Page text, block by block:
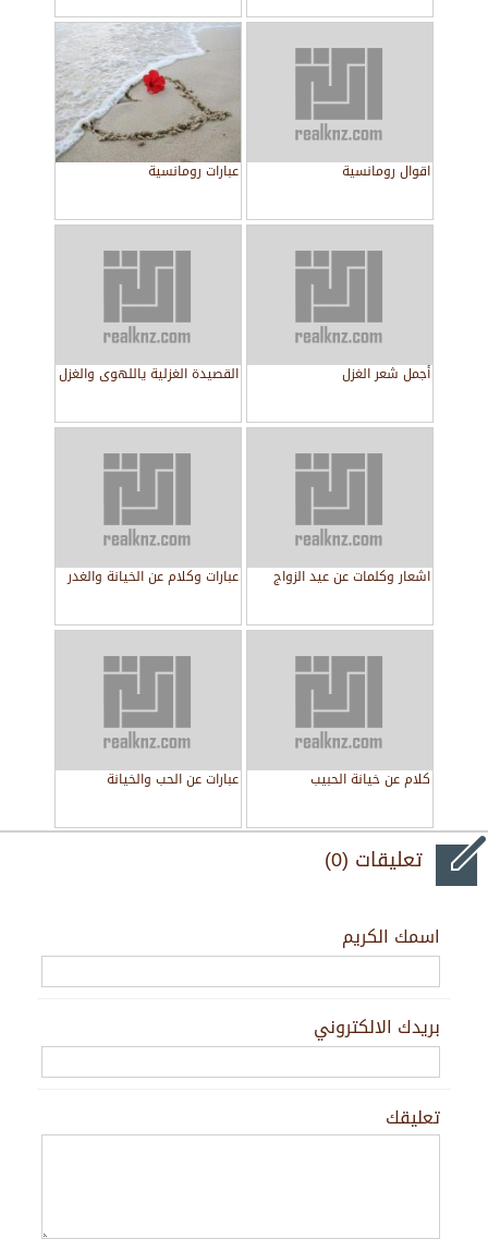
اقوال رومانسية عبارات رومانسية
أجمل شعر الغزل القصيدة الغزلية ياللهوى والغزل
اشعار وكلمات عن عيد الزواج عبارات وكلام عن الخيانة والغدر
كلام عن خيانة الحبيب عبارات عن الحب والخيانة
تعليقات (0)
اسمك الكريم
بريدك الالكتروني
تعليقك